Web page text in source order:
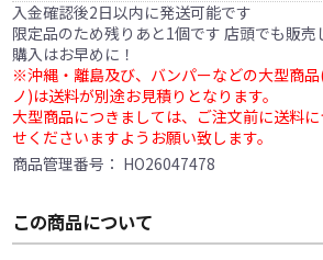
入金確認後2日以内に発送可能です
限定品のため残りあと1個です 店頭でも販
購入はお早めに！
※沖縄・離島及び、バンパーなどの大型商
ノ)は送料が別途お見積りとなります。
大型商品につきましては、ご注文前に送料
せくださいますようお願い致します。
商品管理番号： HO26047478
この商品について